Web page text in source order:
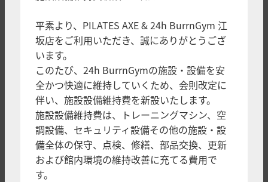
平素より、PILATES AXE & 24h BurrnGym 江
坂店をご利用いただき、誠にありがとうござ
います。
このたび、24h BurrnGymの施設・設備を安
全かつ快適に維持していくため、会則改定に
伴い、施設設備維持費を新設いたします。
施設設備維持費は、トレーニングマシン、空
調設備、セキュリティ設備その他の施設・設
備全体の保守、点検、修繕、部品交換、更新
および館内環境の維持改善に充てる費用で
す。